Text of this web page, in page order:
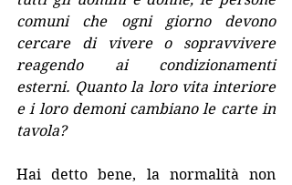
comuni che ogni giorno devono
cercare di vivere o sopravvivere
reagendo ai condizionamenti
esterni. Quanto la loro vita interiore
e i loro demoni cambiano le carte in
tavola?
Hai detto bene, la normalità non